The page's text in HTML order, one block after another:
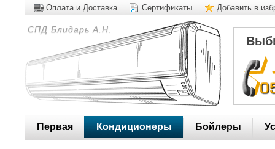
Оплата и Доставка Сертификаты Добавить в
СПД Блидарь А.Н.
Первая Кондиционеры Бойлеры